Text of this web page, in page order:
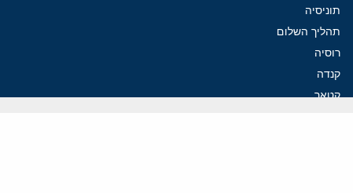
תוניסיה
תהליך השלום
רוסיה
קנדה
קטאר